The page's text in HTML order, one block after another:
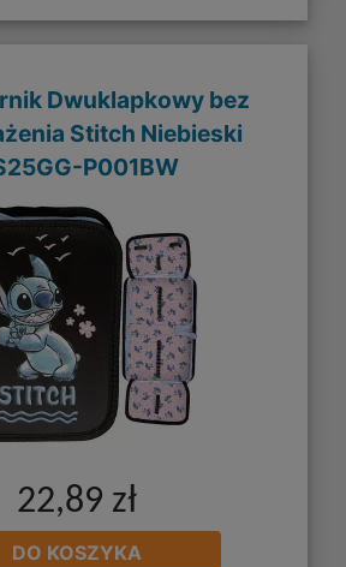
Dwuklapkowy bez
Stitch Niebieski
P001BW
22,89 zł
DO KOSZYKA